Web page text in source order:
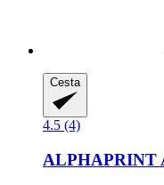
Cesta
4.5 (4)
ALPHAPRINT